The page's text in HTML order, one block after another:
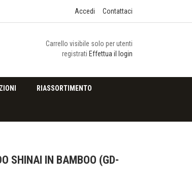
Accedi Contattaci
Carrello visibile solo per utenti
registrati Effettua il login
RIASSORTIMENTO
SHINAI IN BAMBOO (GD-